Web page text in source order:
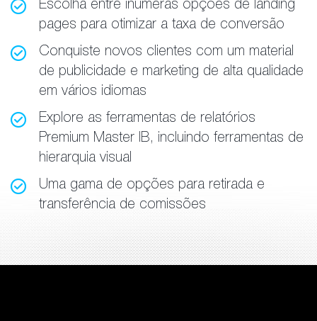
Escolha entre inúmeras opções de landing
pages para otimizar a taxa de conversão
Conquiste novos clientes com um material
de publicidade e marketing de alta qualidade
em vários idiomas
Explore as ferramentas de relatórios
Premium Master IB, incluindo ferramentas de
hierarquia visual
Uma gama de opções para retirada e
transferência de comissões